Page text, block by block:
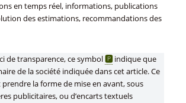
en temps réel, informations, publications
des estimations, recommandations des
de transparence, ce symbol🅿indique que
de la société indiquée dans cet article. Ce
la forme de mise en avant, sous
publicitaires, ou d’encarts textuels